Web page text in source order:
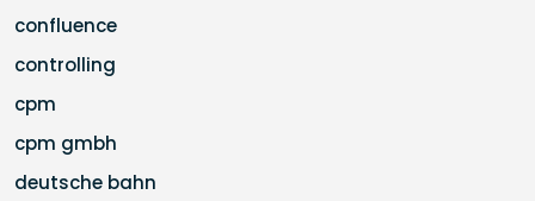
confluence
controlling
cpm
cpm gmbh
deutsche bahn